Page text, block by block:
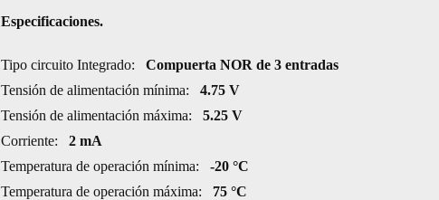
TRIPLE
cantidad
Especificaciones.
Tipo circuito Integrado: Compuerta NOR de 3 entradas
Tensión de alimentación mínima:
4.75 V
Tensión de alimentación máxima: 5.25 V
Corriente:
2 mA
Temperatura de operación mínima:
-20 °C
Temperatura de operación máxima:
75 °C